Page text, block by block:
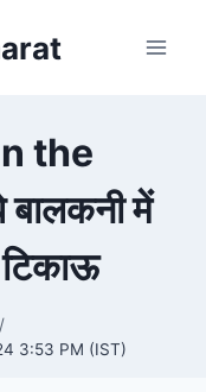
the
में
3:53 PM (IST)